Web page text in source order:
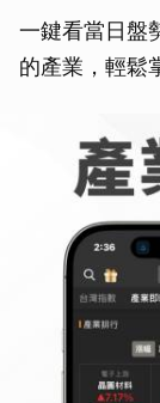
一鍵看當日盤
的產業，輕鬆